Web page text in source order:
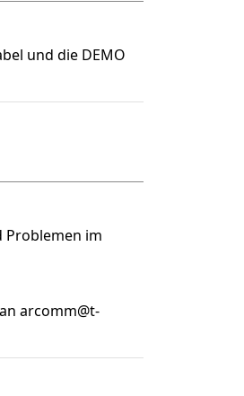
und die DEMO
Problemen im
arcomm@t-